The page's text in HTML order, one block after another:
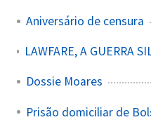
Aniversário de censura
Dossie Moares
Prisão domiciliar de